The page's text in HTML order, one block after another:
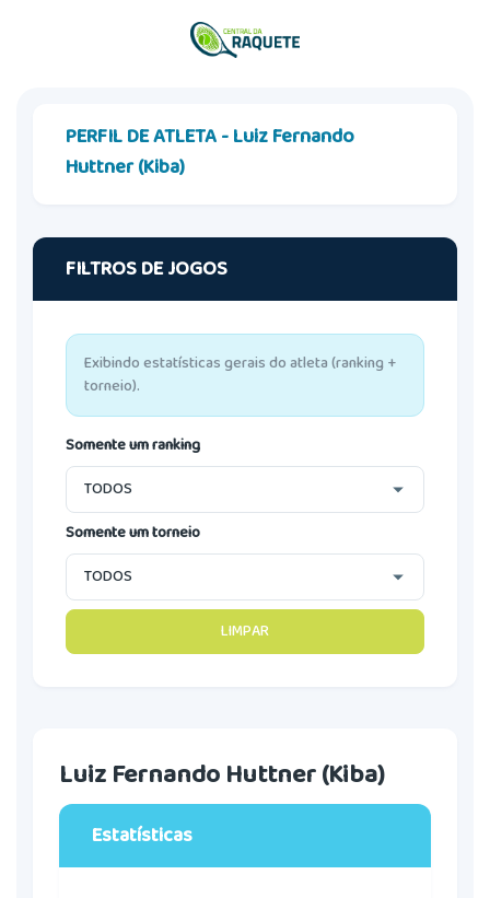
PERFIL DE ATLETA - Luiz Fernando
Huttner (Kiba)
FILTROS DE JOGOS
Exibindo estatísticas gerais do atleta (ranking +
torneio).
Somente um ranking
Somente um torneio
LIMPAR
Luiz Fernando Huttner (Kiba)
Estatísticas